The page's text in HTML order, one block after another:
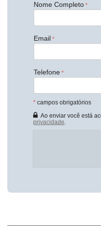
Banheiro de Serviço
Suíte Master
Endereço:
Cambará
Taquaras
Balneário Camboriú /
ver mapa abaixo
Nome Completo
Email
Telefone
* campos obrigatórios
Ao enviar você está
privacidade